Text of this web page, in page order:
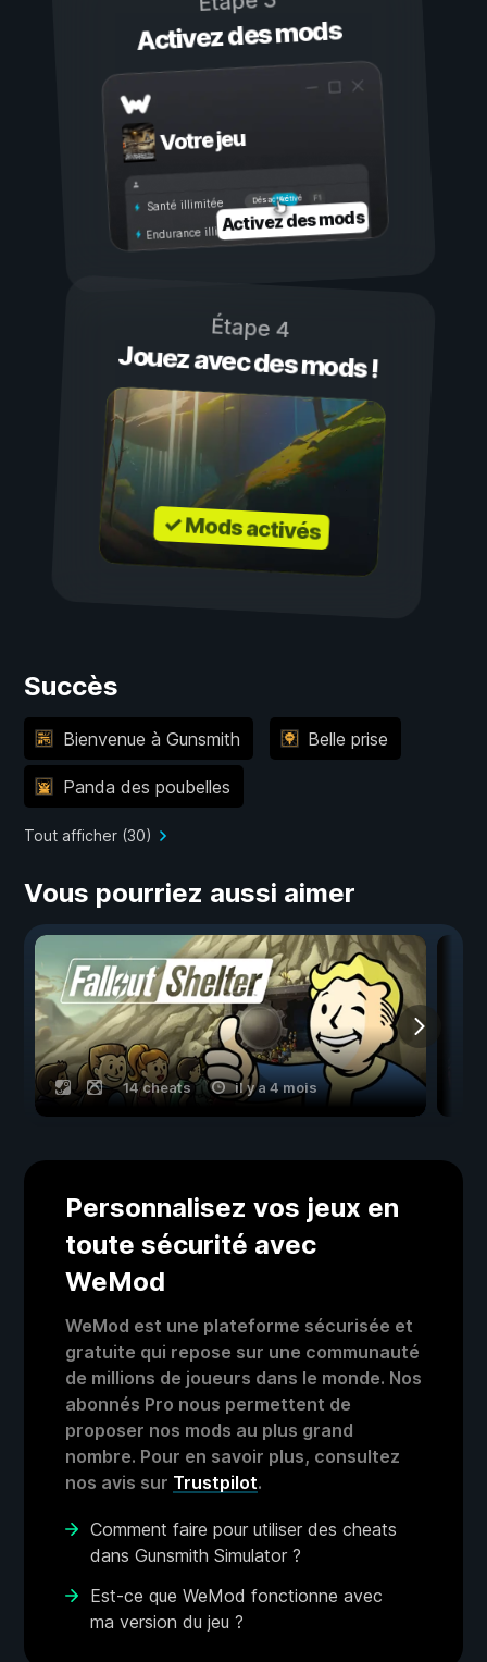
Activez des mods
Votre jeu
Activé
Désactivé
Santé illimitée
Endurance illimitéeActivez des mods
Étape 4
Jouez avec des mods !
✓ Mods activés
Succès
Bienvenue à Gunsmith Belle prise
Panda des poubelles
Tout afficher (30)
Vous pourriez aussi aimer
14 cheats il y a 4 mois
Personnalisez vos jeux en
toute sécurité avec
WeMod
WeMod est une plateforme sécurisée et
gratuite qui repose sur une communauté
de millions de joueurs dans le monde. Nos
abonnés Pro nous permettent de
proposer nos mods au plus grand
nombre. Pour en savoir plus, consultez
nos avis sur Trustpilot.
Comment faire pour utiliser des cheats
dans Gunsmith Simulator ?
Est-ce que WeMod fonctionne avec
ma version du jeu ?